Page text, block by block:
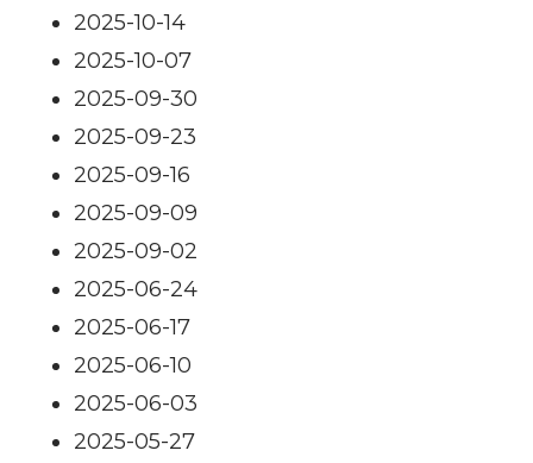
2025-10-14
2025-10-07
2025-09-30
2025-09-23
2025-09-16
2025-09-09
2025-09-02
2025-06-24
2025-06-17
2025-06-10
2025-06-03
2025-05-27